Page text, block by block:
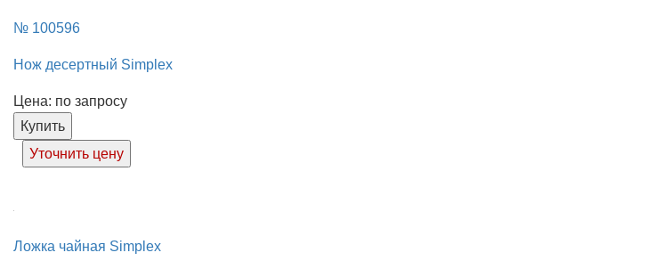
№ 100596
Нож десертный Simplex
Цена: по запросу
Купить
Уточнить цену
Ложка чайная Simplex